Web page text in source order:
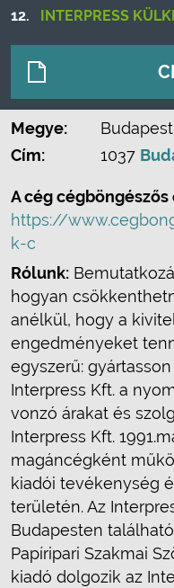
12. INTERPRESS
Megye:
Budapest
Cím:
1037
A cég
https://
k-c
Rólunk:
hogyan
anélkül, hogy a
engedményeket
egyszerű:
Interpress Kft. a
vonzó árakat és
Interpress Kft.
magáncégként
kiadói tevékenység
területén. Az
Budapesten
Papíripari Szakmai
kiadó dolgozik az